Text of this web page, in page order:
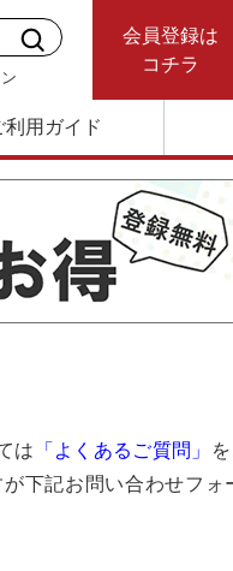
会員登録は
コチラ
利用ガイド
は 「よくあるご質問」
下記お問い合わせフォ